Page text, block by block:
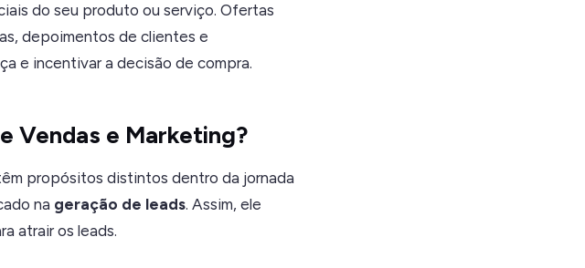
do seu produto ou serviço. Ofertas
depoimentos de clientes e
e incentivar a decisão de compra.
Vendas e Marketing?
propósitos distintos dentro da jornada
na geração de leads. Assim, ele
atrair os leads.